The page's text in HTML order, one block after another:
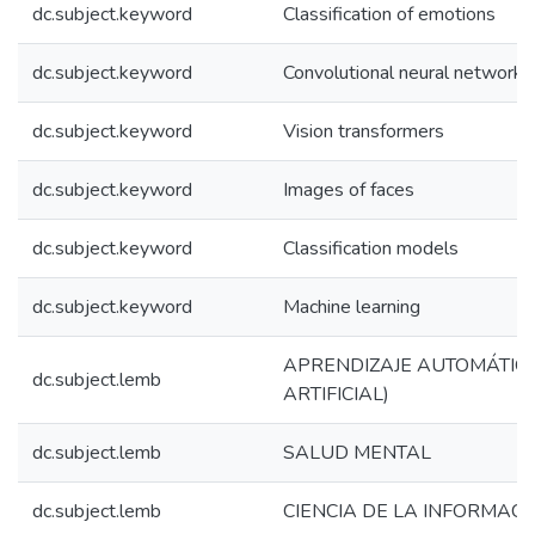
dc.subject.keyword Classification of emotions
dc.subject.keyword Convolutional neural networks
dc.subject.keyword Vision transformers
dc.subject.keyword Images of faces
dc.subject.keyword Classification models
dc.subject.keyword Machine learning
dc.subject.lemb
APRENDIZAJE
ARTIFICIAL)
dc.subject.lemb SALUD MENTAL
dc.subject.lemb CIENCIA DE LA